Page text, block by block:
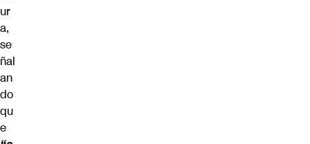
ur
a,
se
ñal
an
do
qu
e